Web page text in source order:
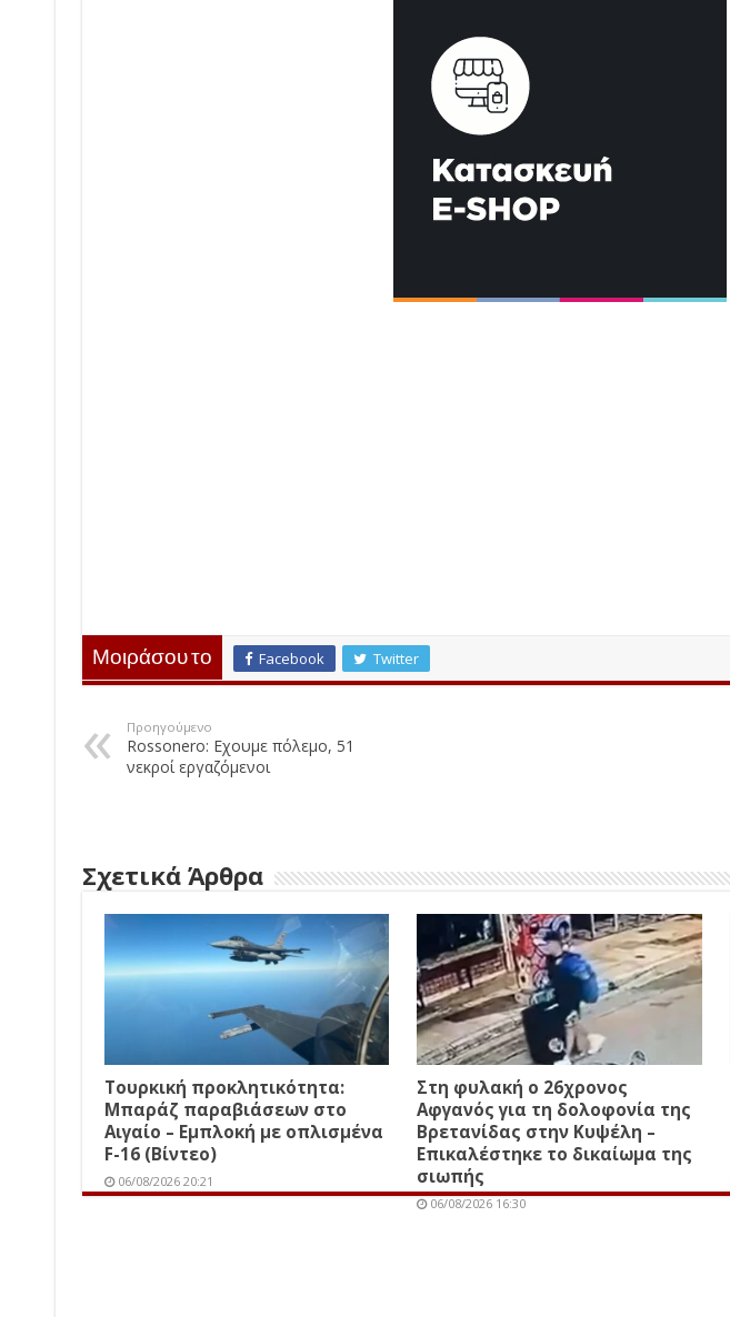
Μοιράσου το Facebook Twitter
Προηγούμενο
Rossonero: Εχουμε πόλεμο, 51
νεκροί εργαζόμενοι
Σχετικά Άρθρα
Τουρκική προκλητικότητα:
Μπαράζ παραβιάσεων στο
Αιγαίο – Εμπλοκή με οπλισμένα
F-16 (Βίντεο)
06/08/2026 20:21
Στη φυλακή ο 26χρονος
Αφγανός για τη δολοφονία της
Βρετανίδας στην Κυψέλη –
Επικαλέστηκε το δικαίωμα της
σιωπής
06/08/2026 16:30